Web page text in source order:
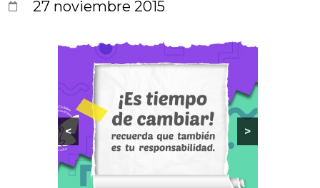
27 noviembre 2015